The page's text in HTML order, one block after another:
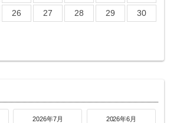
26 27 28 29
30
2026年7月 2026年6月